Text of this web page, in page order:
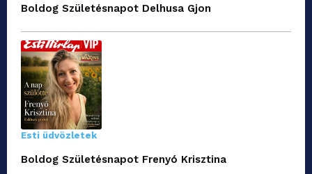
Boldog Születésnapot Delhusa Gjon
Esti üdvözletek
Boldog Születésnapot Frenyó Krisztina